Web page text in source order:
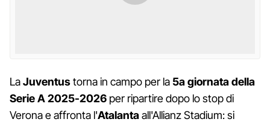
LaJuventustorna in campo per la 5a giornata della
Serie A 2025-2026 per ripartire dopo lo stop di
Verona e affronta l'Atalantaall'Allianz Stadium: si